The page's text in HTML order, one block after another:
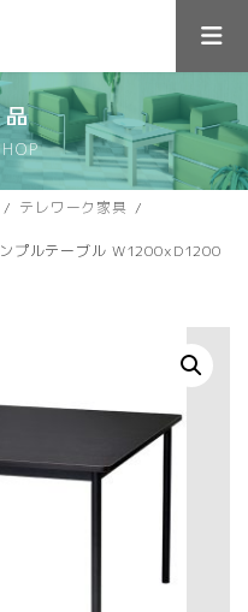
品
テレワーク家具
プルテーブル W1200xD1200